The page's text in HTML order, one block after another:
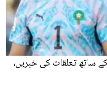
ساتھ تعلقات کی خبریں،